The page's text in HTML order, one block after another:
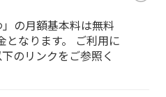
の月額基本料は無料
となります。 ご利用に
のリンクをご参照く